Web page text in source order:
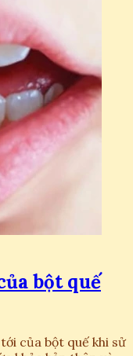
bột quế
của bột quế khi sử